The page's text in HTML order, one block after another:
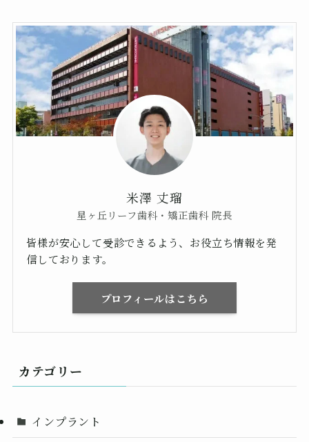
米澤 丈瑠
星ヶ丘リーフ歯科・矯正歯科 院長
皆様が安心して受診できるよう、お役立ち情報を発
信しております。
プロフィールはこちら
カテゴリー
インプラント